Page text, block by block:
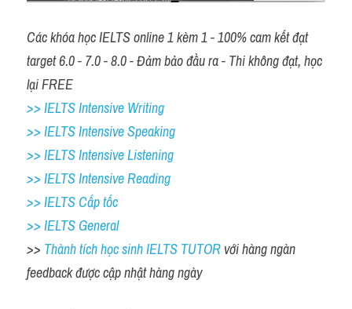
Các khóa học IELTS online 1 kèm 1 - 100% cam kết đạt
target 6.0 - 7.0 - 8.0 - Đảm bảo đầu ra - Thi không đạt, học
lại FREE
>> IELTS Intensive Writing
>> IELTS Intensive Speaking
>> IELTS Intensive Listening
>> IELTS Intensive Reading
>> IELTS Cấp tốc
>> IELTS General
>> Thành tích học sinh IELTS TUTOR với hàng ngàn
feedback được cập nhật hàng ngày